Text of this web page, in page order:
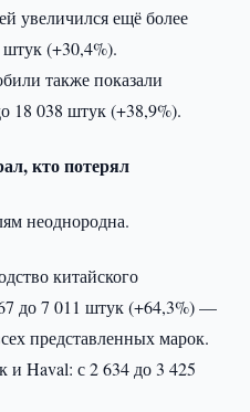
увеличился ещё более
штук (+30,4%).
также показали
18 038 штук (+38,9%).
кто потерял
неоднородна.
китайского
до 7 011 штук (+64,3%) —
представленных марок.
и Haval: с 2 634 до 3 425